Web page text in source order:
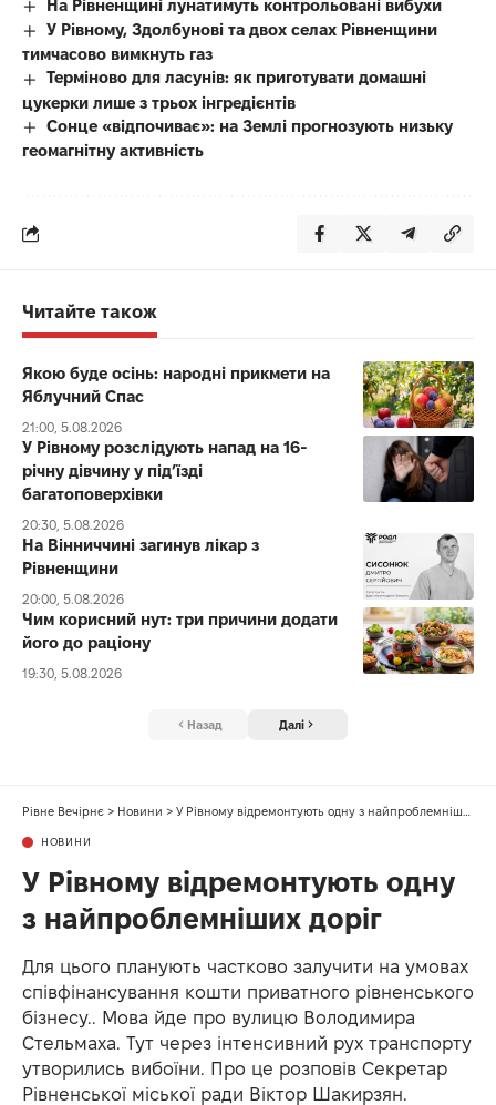
На Рівненщині лунатимуть контрольовані вибухи
У Рівному, Здолбунові та двох селах Рівненщини
тимчасово вимкнуть газ
Терміново для ласунів: як приготувати домашні
цукерки лише з трьох інгредієнтів
Сонце «відпочиває»: на Землі прогнозують низьку
геомагнітну активність
Читайте також
Якою буде осінь: народні прикмети на
Яблучний Спас
21:00, 5.08.2026
У Рівному розслідують напад на 16-
річну дівчину у під’їзді
багатоповерхівки
20:30, 5.08.2026
На Вінниччині загинув лікар з
Рівненщини
20:00, 5.08.2026
Чим корисний нут: три причини додати
його до раціону
19:30, 5.08.2026
Назад Далі
Рівне Вечірнє > Новини > У Рівному відремонтують одну з найпроблемніших доріг
НОВИНИ
У Рівному відремонтують одну
з найпроблемніших доріг
Для цього планують частково залучити на умовах
співфінансування кошти приватного рівненського
бізнесу.. Мова йде про вулицю Володимира
Стельмаха. Тут через інтенсивний рух транспорту
утворились вибоїни. Про це розповів Секретар
Рівненської міської ради Віктор Шакирзян.